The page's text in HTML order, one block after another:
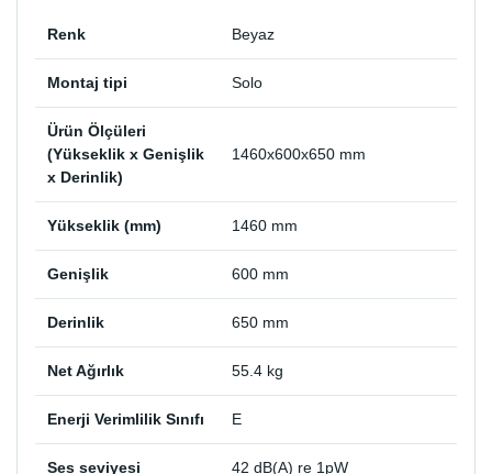
Renk Beyaz
Montaj tipi Solo
Ürün Ölçüleri
(Yükseklik x Genişlik
x Derinlik)
1460x600x650 mm
Yükseklik (mm) 1460 mm
Genişlik 600 mm
Derinlik 650 mm
Net Ağırlık 55.4 kg
Enerji Verimlilik Sınıfı E
Ses seviyesi 42 dB(A) re 1pW